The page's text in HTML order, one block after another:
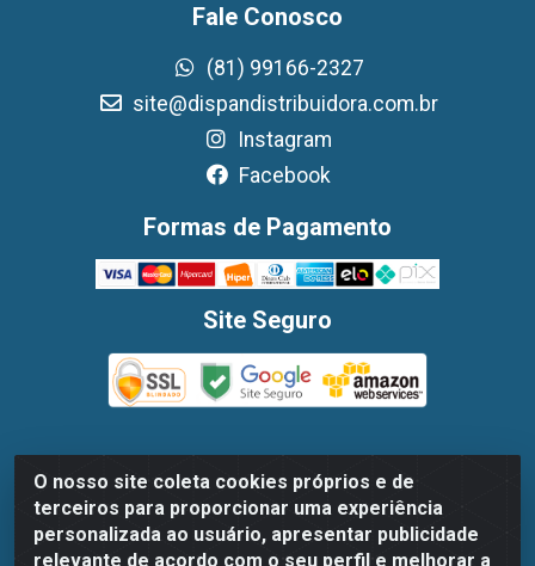
O nosso site coleta cookies próprios e de
terceiros para proporcionar uma experiência
personalizada ao usuário, apresentar publicidade
relevante de acordo com o seu perfil e melhorar a
Fale Conosco
(81) 99166-2327
site@dispandistribuidora.com.br
Instagram
Facebook
Formas de Pagamento
Site Seguro
Dispan Distribuidora de Alimentos LTDA - Avenida
Marechal Mascarenhas De Moraes, 1048- Imbiribeira,
Recife/PE - CEP 51.170-000 - CNPJ 30.779.584/0003-78